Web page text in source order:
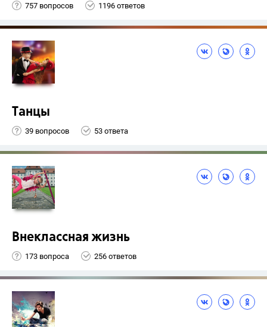
757 вопросов 1196 ответов
Танцы
39 вопросов 53 ответа
Внеклассная жизнь
173 вопроса 256 ответов